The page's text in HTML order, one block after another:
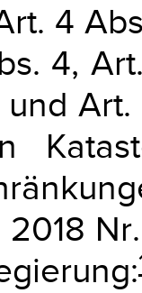
4
4,
und
2018